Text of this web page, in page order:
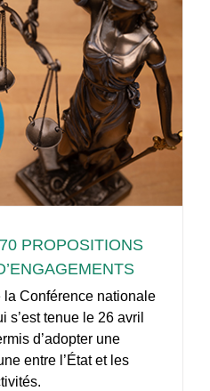
PROPOSITIONS
Conférence nationale
tenue le 26 avril
d’adopter une
entre l’État et les